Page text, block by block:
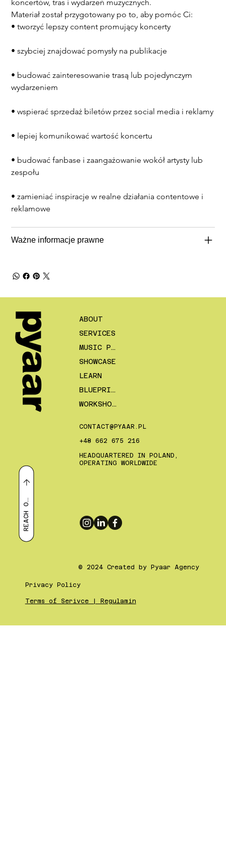
koncertów, tras i wydarzeń muzycznych.
Materiał został przygotowany po to, aby pomóc Ci:
• tworzyć lepszy content promujący koncerty
• szybciej znajdować pomysły na publikacje
• budować zainteresowanie trasą lub pojedynczym
wydarzeniem
• wspierać sprzedaż biletów przez social media i reklamy
• lepiej komunikować wartość koncertu
• budować fanbase i zaangażowanie wokół artysty lub
zespołu
• zamieniać inspiracje w realne działania contentowe i
reklamowe
Ważne informacje prawne
ABOUT
SERVICES
MUSIC PLANS
SHOWCASE
LEARN
BLUEPRINTS
WORKSHOPS
CONTACT@PYAAR.PL
+48 662 675 216
HEADQUARTERED IN POLAND,
OPERATING WORLDWIDE
© 2024 Created by Pyaar Agency
Privacy Policy
Terms of Serivce | Regulamin
pyaar
R
E
A
C
H
O
U
T